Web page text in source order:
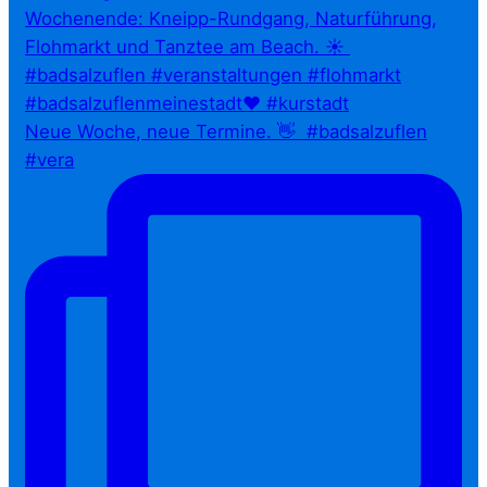
Neue Woche, neue Termine. 👋⁠ ⁠ #badsalzuflen
#vera